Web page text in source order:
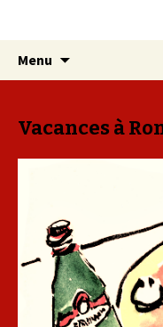
Menu
Vacances à